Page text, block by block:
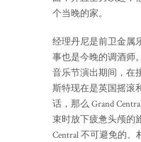
个当晚的家。
经理丹尼是前卫金属
事也是今晚的调酒师
音乐节演出期间，在
斯特现在是英国摇滚
话，那么 Grand
束时放下疲惫头颅的
Central 不可避免的